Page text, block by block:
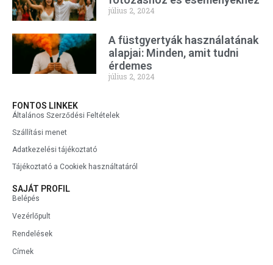
július 2, 2024
A füstgyertyák használatának
alapjai: Minden, amit tudni
érdemes
július 2, 2024
FONTOS LINKEK
Általános Szerződési Feltételek
Szállítási menet
Adatkezelési tájékoztató
Tájékoztató a Cookiek használtatáról
SAJÁT PROFIL
Belépés
Vezérlőpult
Rendelések
Címek